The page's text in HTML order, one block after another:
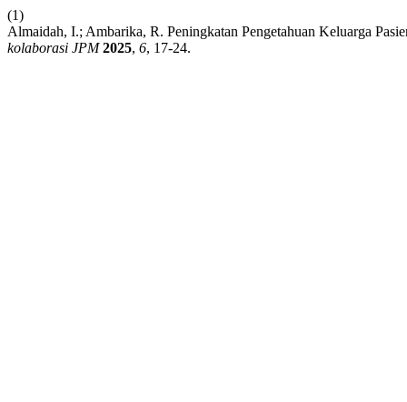
(1)
Almaidah, I.; Ambarika, R. Peningkatan Pengetahuan Keluarga
kolaborasi JPM 2025, 6, 17-24.